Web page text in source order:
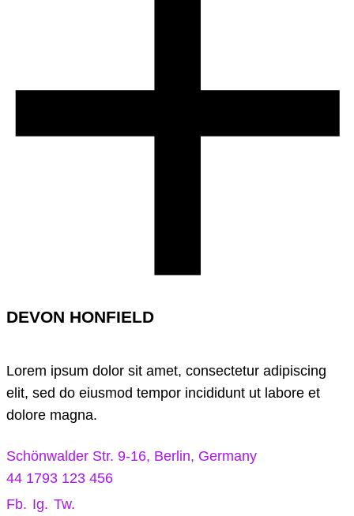
DEVON HONFIELD
Lorem ipsum dolor sit amet, consectetur adipiscing
elit, sed do eiusmod tempor incididunt ut labore et
dolore magna.
Schönwalder Str. 9-16, Berlin, Germany
44 1793 123 456
Fb. Ig. Tw.